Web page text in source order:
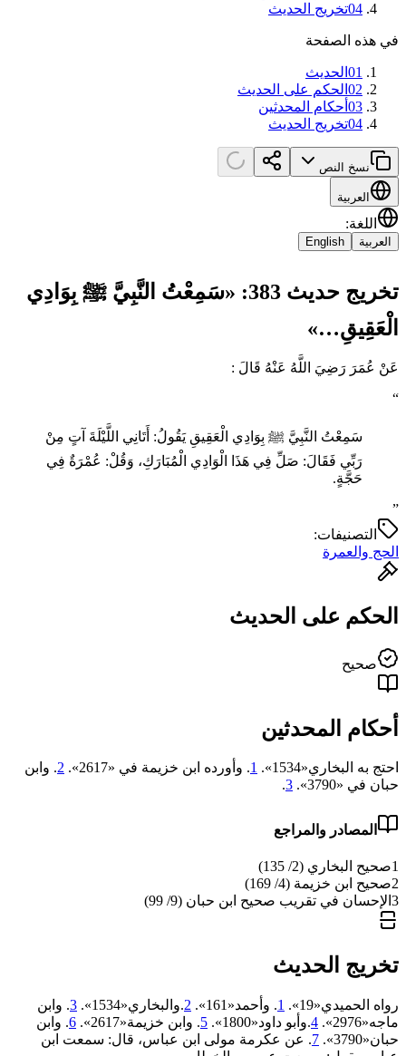
04تخريج الحديث
في هذه الصفحة
01 الحديث
02 الحكم على الحديث
03 أحكام المحدثين
04تخريج الحديث
نسخ النص
العربية
اللغة:
العربية English
تخريج حديث 383: «سَمِعْتُ النَّبِيَّ ﷺ بِوَادِي
الْعَقِيقِ…»
عَنْ عُمَرَ رَضِيَ اللَّهُ عَنْهُ قَالَ :
“
سَمِعْتُ النَّبِيَّ ﷺ بِوَادِي الْعَقِيقِ يَقُولُ: أَتَانِي اللَّيْلَةَ آتٍ مِنْ
رَبِّي فَقَالَ: صَلِّ فِي هَذَا الْوَادِي الْمُبَارَكِ، وَقُلْ: عُمْرَةٌ فِي
حَجَّةٍ.
”
التصنيفات:
الحج والعمرة
الحكم على الحديث
صحيح
أحكام المحدثين
احتج به البخاري«1534». 1. وأورده ابن خزيمة في «2617». 2. وابن
حبان في «3790».
3
.
المصادر والمراجع
1صحيح البخاري (2/ 135)
2صحيح ابن خزيمة (4/ 169)
3 الإحسان في تقريب صحيح ابن حبان (9/ 99)
تخريج الحديث
رواه الحميدي«19». 1. وأحمد«161». 2.والبخاري«1534». 3. وابن
ماجه«2976».
4.وأبو داود«1800». 5. وابن خزيمة«2617». 6. وابن
حبان«3790».
7. عن عكرمة مولى ابن عباس، قال: سمعت ابن